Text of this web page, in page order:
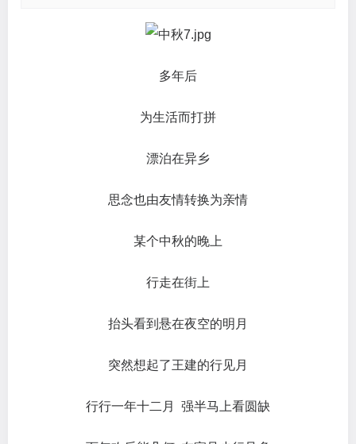
多年后
为生活而打拼
漂泊在异乡
思念也由友情转换为亲情
某个中秋的晚上
行走在街上
抬头看到悬在夜空的明月
突然想起了王建的行见月
行行一年十二月 强半马上看圆缺